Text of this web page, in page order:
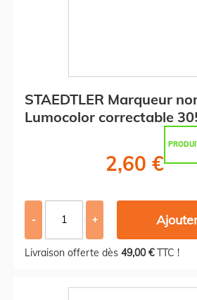
STAEDTLER Marqueur
Lumocolor correctable
2,60 €
- +
Livraison offerte dès 49,00 €TTC !